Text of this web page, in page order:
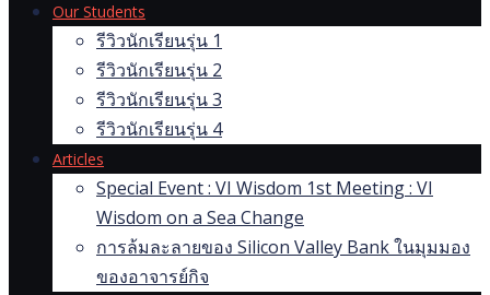
Our Students
รีวิวนักเรียนรุ่น 1
รีวิวนักเรียนรุ่น 2
รีวิวนักเรียนรุ่น 3
รีวิวนักเรียนรุ่น 4
Articles
Special Event : VI Wisdom 1st Meeting : VI
Wisdom on a Sea Change
การล้มละลายของ Silicon Valley Bank ในมุมมอง
ของอาจารย์กิจ